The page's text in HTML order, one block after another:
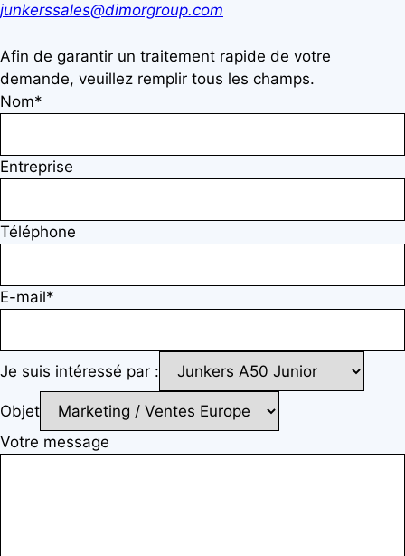
junkerssales@dimorgroup.com
Afin de garantir un traitement rapide de votre
demande, veuillez remplir tous les champs.
Nom*
Entreprise
Téléphone
E-mail*
Je suis intéressé par :
Objet
Votre message